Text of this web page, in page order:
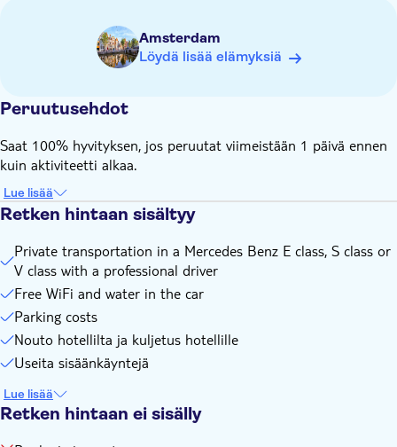
Please provide the number of people in your group at
Amsterdam
Löydä lisää elämyksiä
Peruutusehdot
Saat 100% hyvityksen, jos peruutat viimeistään 1 päivä ennen
kuin aktiviteetti alkaa.
Lue lisää
Retken hintaan sisältyy
Private transportation in a Mercedes Benz E class, S class or
V class with a professional driver
Free WiFi and water in the car
Parking costs
Nouto hotellilta ja kuljetus hotellille
Useita sisäänkäyntejä
Lue lisää
Retken hintaan ei sisälly